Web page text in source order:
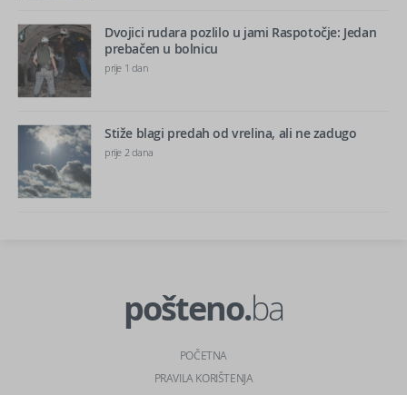
Dvojici rudara pozlilo u jami Raspotočje: Jedan
prebačen u bolnicu
prije 1 dan
Stiže blagi predah od vrelina, ali ne zadugo
prije 2 dana
pošteno.ba
POČETNA
PRAVILA KORIŠTENJA